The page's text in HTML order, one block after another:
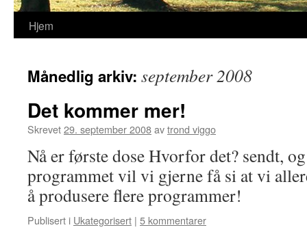
Hopp
innhold
Hjem
Månedlig arkiv: september 2008
Det kommer mer!
Skrevet29. september 2008avtrond viggo
Nå er første dose Hvorfor det? sendt,
programmet vil vi gjerne få si at vi
å produsere flere programmer!
Publisert i Ukategorisert | 5 kommentarer